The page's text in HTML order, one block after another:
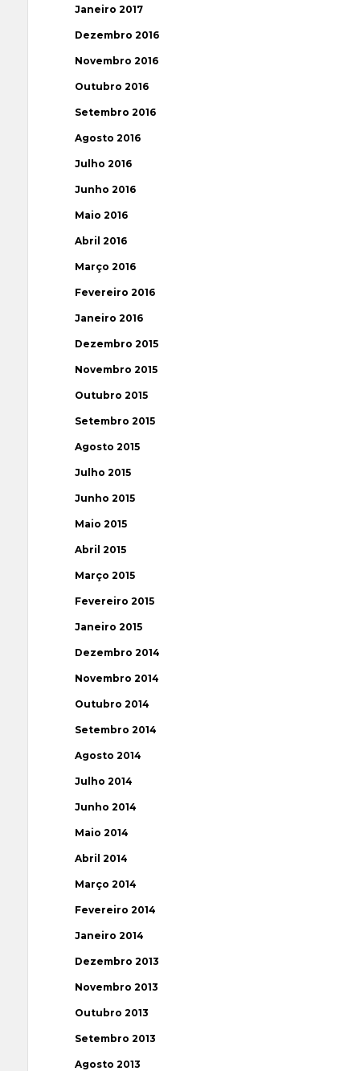
Janeiro 2017
Dezembro 2016
Novembro 2016
Outubro 2016
Setembro 2016
Agosto 2016
Julho 2016
Junho 2016
Maio 2016
Abril 2016
Março 2016
Fevereiro 2016
Janeiro 2016
Dezembro 2015
Novembro 2015
Outubro 2015
Setembro 2015
Agosto 2015
Julho 2015
Junho 2015
Maio 2015
Abril 2015
Março 2015
Fevereiro 2015
Janeiro 2015
Dezembro 2014
Novembro 2014
Outubro 2014
Setembro 2014
Agosto 2014
Julho 2014
Junho 2014
Maio 2014
Abril 2014
Março 2014
Fevereiro 2014
Janeiro 2014
Dezembro 2013
Novembro 2013
Outubro 2013
Setembro 2013
Agosto 2013